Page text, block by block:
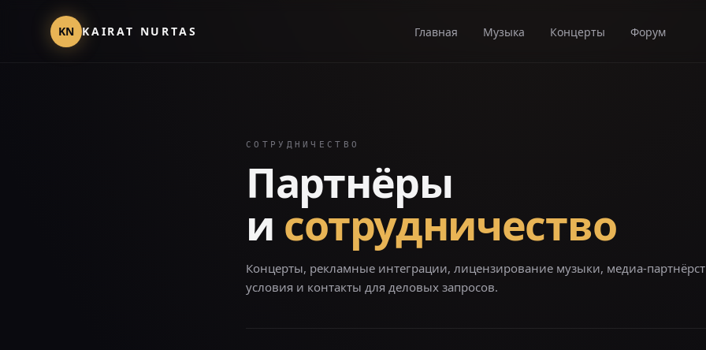
KN KAIRAT NURTAS Главная Музыка Концерты Форум
СОТРУДНИЧЕСТВО
Партнёры
и сотрудничество
Концерты, рекламные интеграции, лицензирование музыки, медиа-
условия и контакты для деловых запросов.